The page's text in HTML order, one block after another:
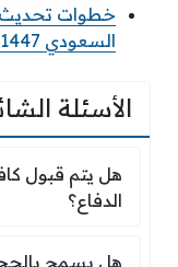
خطوات تحديث
السعودي 1447 / 2026
الأسئلة
هل يتم قبول
هل يتم قبول
الدفاع؟
هل يسمح
هل يسمح بالحج